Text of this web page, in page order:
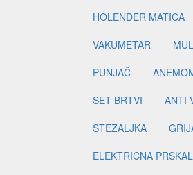
HOLENDER MATICA
VAKUMETAR
PUNJAČ
SET BRTVI
ANTI
STEZALJKA
ELEKTRIČNA